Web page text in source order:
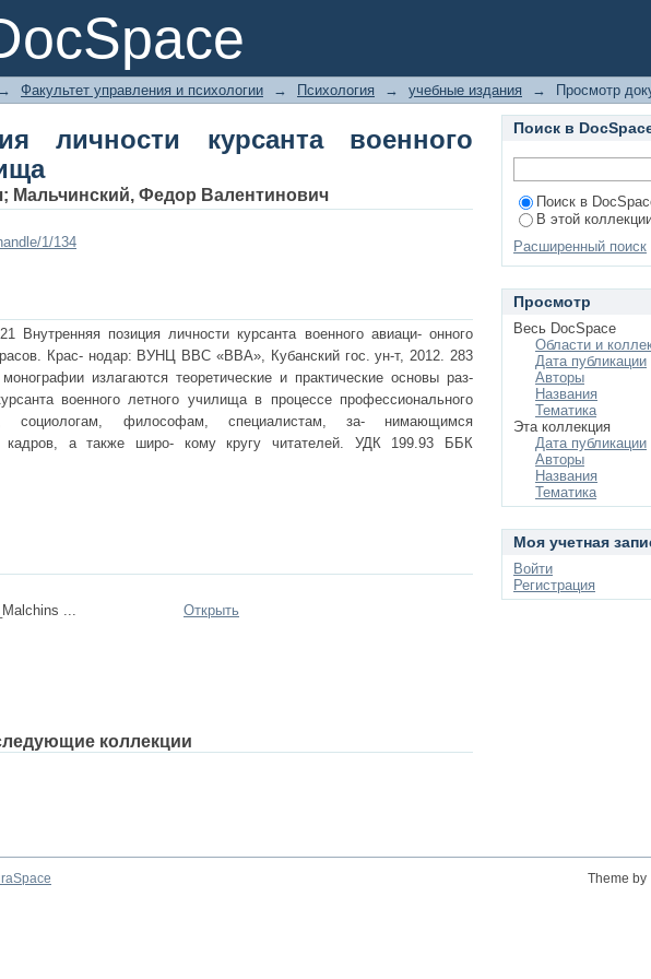
личности курсанта военного авиационного
→ Факультет управления и психологии → Психология → учебные издания → Просмотр
личности курсанта военного
; Мальчинский, Федор Валентинович
1/134
позиция личности курсанта военного авиаци- онного
Крас- нодар: ВУНЦ ВВС «ВВА», Кубанский гос. ун-т, 2012. 283
излагаются теоретические и практические основы раз-
военного летного училища в процессе профессионального
социологам, философам, специалистам, за- нимающимся
кадров, а также широ- кому кругу читателей. УДК 199.93 ББК
...
Открыть
коллекции
Поиск в
Поиск в
В этой
Расширенный поиск
Просмотр
Весь DocSpace
Области и
Дата публикации
Авторы
Названия
Тематика
Эта коллекция
Дата публикации
Авторы
Названия
Тематика
Моя учетная
Войти
Регистрация
Theme by